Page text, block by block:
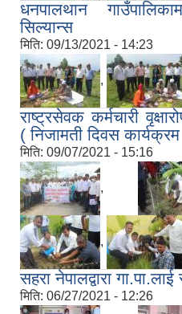
धनपालथान
सिल्यान्स
मिति: 09/13/2021 - 14:23
,
राष्ट्रसेवक कर्मचारी
( निजामती दिवस
मिति: 09/07/2021 - 15:16
,
,
सहरा नेपालद्वारा
मिति: 06/27/2021 - 12:26